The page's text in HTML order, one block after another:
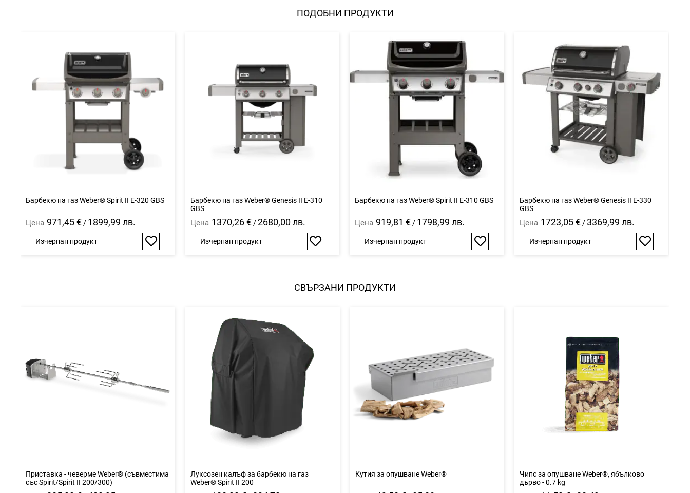
ПОДОБНИ ПРОДУКТИ
Барбекю на газ Weber® Spirit II E-320 GBS
Цена 971,45 € / 1899,99 лв.
Изчерпан продукт
Добави
Барбекю на газ Weber® Genesis II E-310
GBS
Цена 1370,26 € /2680,00 лв.
Изчерпан продукт
Добави
Барбекю на газ Weber® Spirit II E-310 GBS
Цена 919,81 € / 1798,99 лв.
Изчерпан продукт
Добави
Барбекю на газ Weber® Genesis II E-330
GBS
Цена 1723,05 € / 3369,99 лв.
Изчерпан продукт
Добави
СВЪРЗАНИ ПРОДУКТИ
Приставка - чеверме Weber® (съвместима
със Spirit/Spirit II 200/300)
Луксозен калъф за барбекю на газ
Weber® Spirit II 200
Кутия за опушване Weber®
Чипс за опушване Weber®, ябълково
дърво - 0.7 kg